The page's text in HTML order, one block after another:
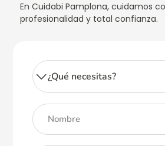
En Cuidabi Pamplona, cuidamos
profesionalidad y total confianza.